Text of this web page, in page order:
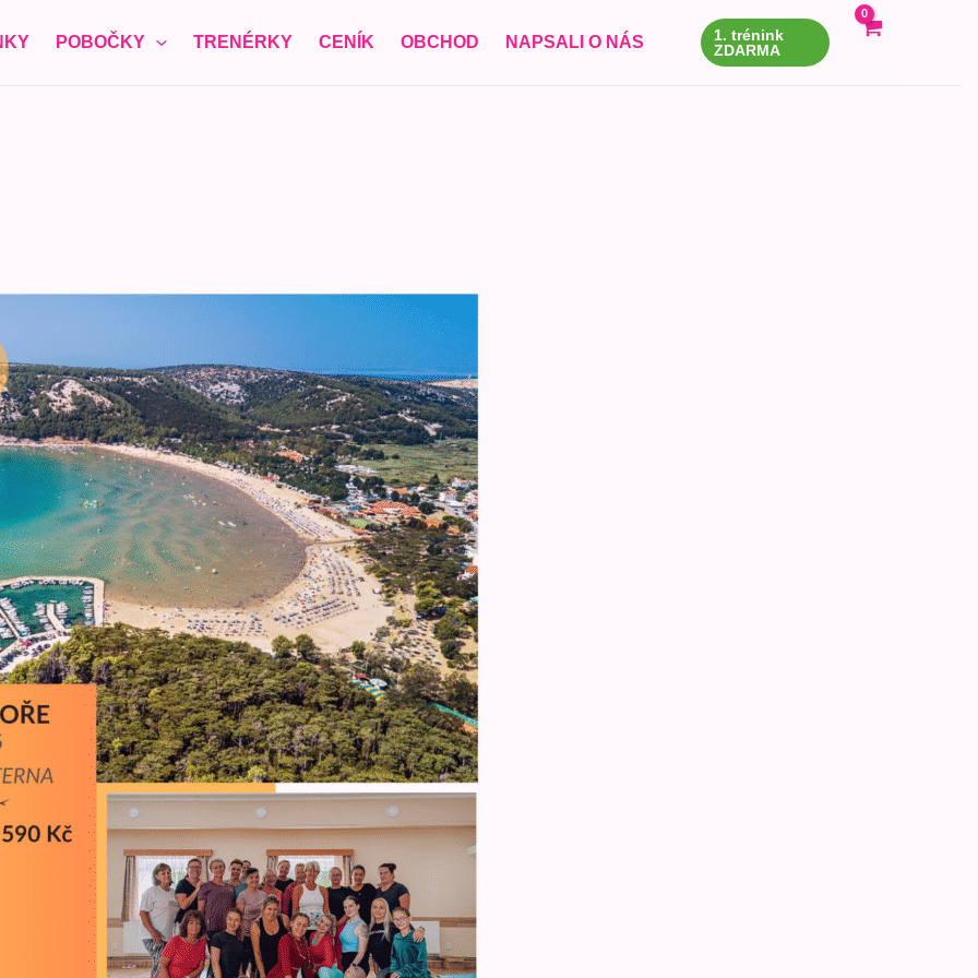
POBOČKY TRENÉRKY CENÍK OBCHOD NAPSALI O NÁS
1. trénink
ZDARMA
registrace) *
zavolá a domluví přesný čas nezávazné návštěvy)*
trénink?*
C) - OD 10.8. 2026
osobních údajů. Údaje jsou v bezpečí, neposíláme spam.